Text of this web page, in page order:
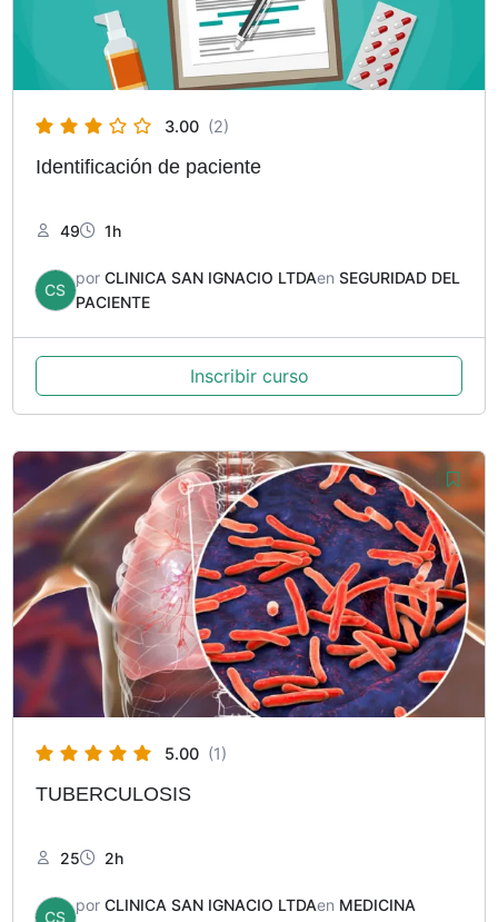
3.00 (2)
Identificación de paciente
49 1h
CS
por CLINICA SAN IGNACIO LTDAen SEGURIDAD DEL
PACIENTE
Inscribir curso
5.00 (1)
TUBERCULOSIS
25 2h
CS
por CLINICA SAN IGNACIO LTDAen MEDICINA